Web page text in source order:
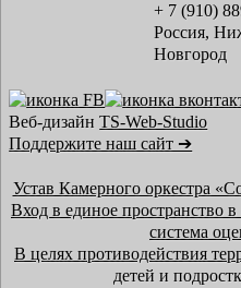
+ 7 (910)
Россия,
Новгород
Веб-дизайнTS-Web-Studio
Поддержите наш сайт ➔
Устав Камерного оркестра
Вход в единое пространство
система
В целях противодействия
детей и